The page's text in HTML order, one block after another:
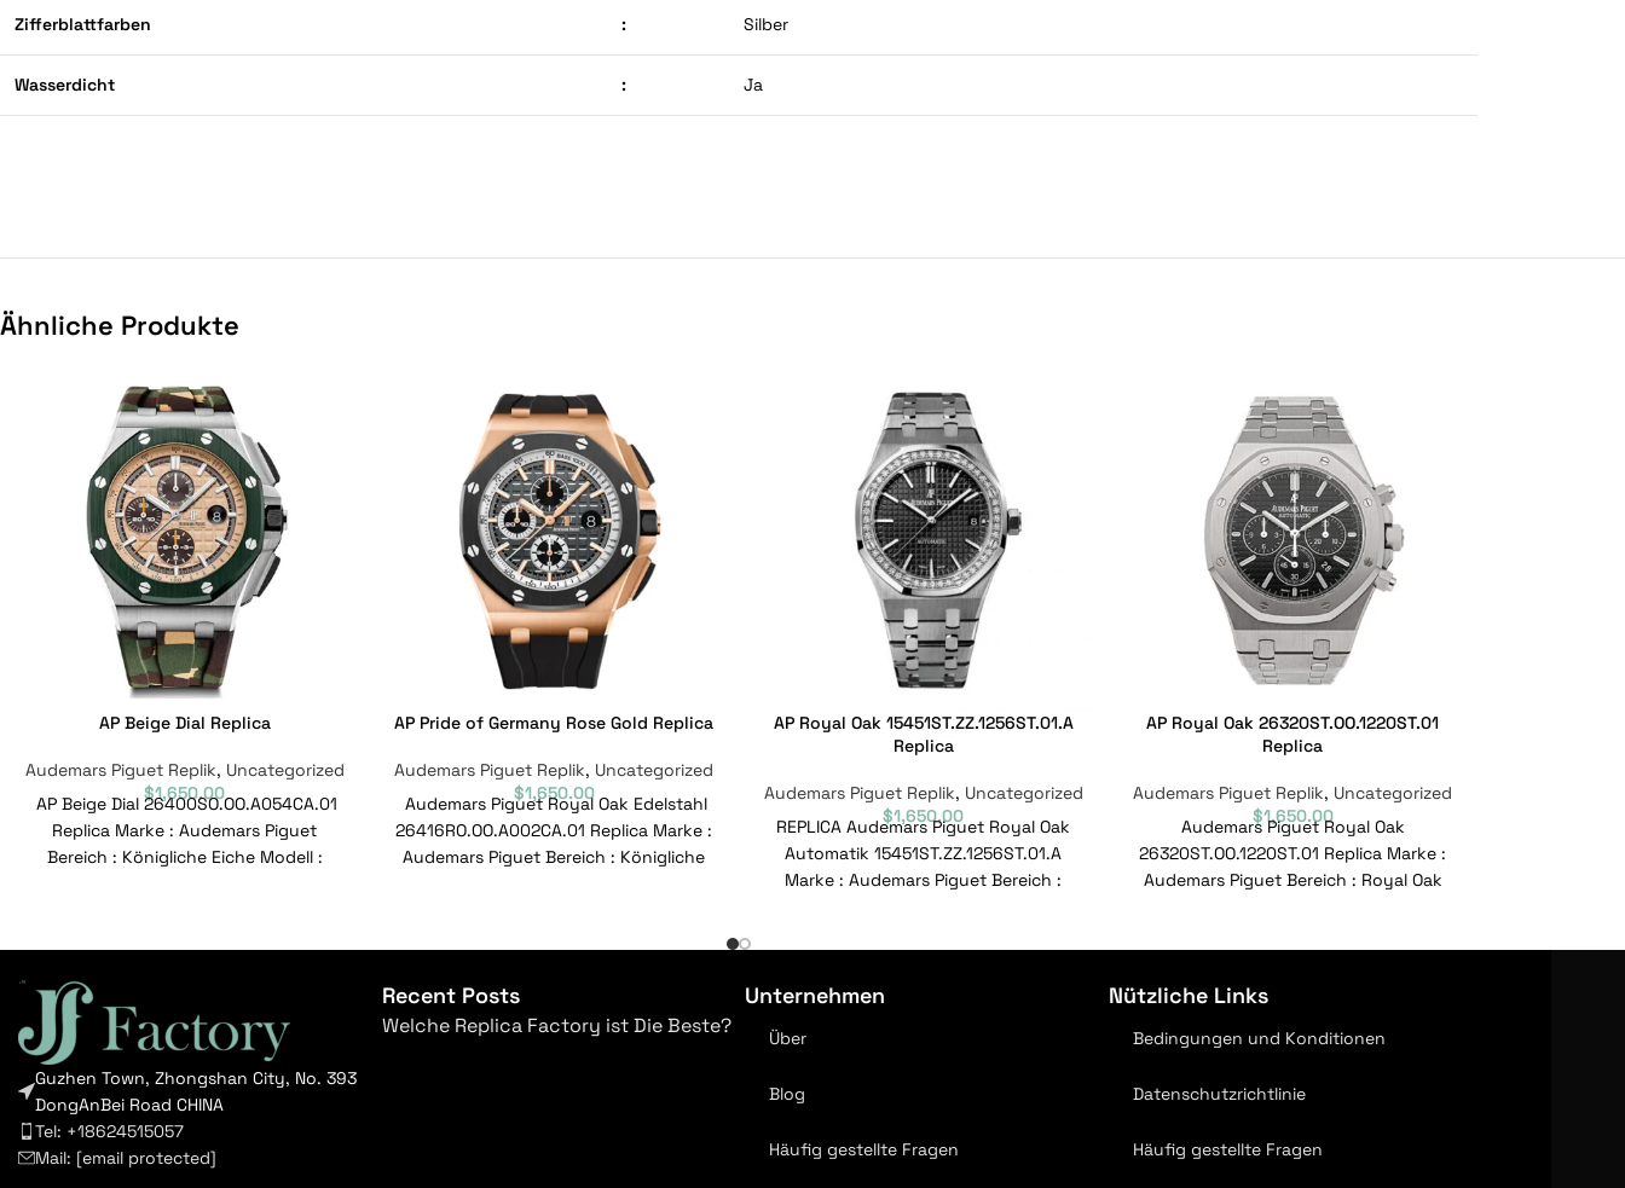
Zifferblattfarben : Silber
Wasserdicht : Ja
Ähnliche Produkte
AP Beige Dial Replica
Audemars Piguet Replik, Uncategorized
$1,650.00
AP Beige Dial 26400SO.OO.A054CA.01
Replica Marke : Audemars Piguet
Bereich : Königliche Eiche Modell :
AP Pride of Germany Rose Gold Replica
Audemars Piguet Replik, Uncategorized
$1,650.00
Audemars Piguet Royal Oak Edelstahl
26416RO.OO.A002CA.01 Replica Marke :
Audemars Piguet Bereich : Königliche
AP Royal Oak 15451ST.ZZ.1256ST.01.A
Replica
Audemars Piguet Replik, Uncategorized
$1,650.00
REPLICA Audemars Piguet Royal Oak
Automatik 15451ST.ZZ.1256ST.01.A
Marke : Audemars Piguet Bereich :
AP Royal Oak 26320ST.OO.1220ST.01
Replica
Audemars Piguet Replik, Uncategorized
$1,650.00
Audemars Piguet Royal Oak
26320ST.OO.1220ST.01 Replica Marke :
Audemars Piguet Bereich : Royal Oak
Guzhen Town, Zhongshan City, No. 393
DongAnBei Road CHINA
Tel: +18624515057
Mail: [email protected]
Recent Posts
Welche Replica Factory ist Die Beste?
Unternehmen
Über
Blog
Häufig gestellte Fragen
Nützliche Links
Bedingungen und Konditionen
Datenschutzrichtlinie
Häufig gestellte Fragen